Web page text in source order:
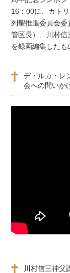
16：00に、カト
列聖推進委員会委
管区長）、川村
を録画編集したも
デ・ルカ・レ
会への問いか
川村信三神父